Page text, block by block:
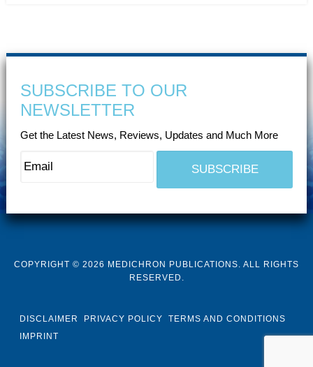
SUBSCRIBE TO OUR
NEWSLETTER
Get the Latest News, Reviews, Updates and Much More
COPYRIGHT © 2026 MEDICHRON PUBLICATIONS. ALL RIGHTS
RESERVED.
DISCLAIMER PRIVACY POLICY
TERMS AND CONDITIONS
IMPRINT